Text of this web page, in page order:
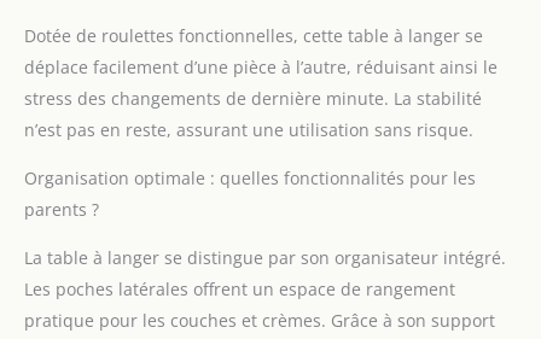
l'utilisation
Multifonction : vous
pouvez non seulement
l'utiliser pour changer
mais aussi pour
aussi comme séchoir à
linge
Dotée de roulettes fonctionnelles, cette table à langer se
déplace facilement d’une pièce à l’autre, réduisant ainsi le
stress des changements de dernière minute. La stabilité
n’est pas en reste, assurant une utilisation sans risque.
Organisation optimale : quelles fonctionnalités pour les
parents ?
La table à langer se distingue par son organisateur intégré.
Les poches latérales offrent un espace de rangement
pratique pour les couches et crèmes. Grâce à son support